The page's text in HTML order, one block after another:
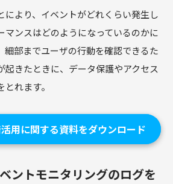
により、イベントがどれくらい発生し
マンスはどのようになっているのかに
細部までユーザの行動を確認できるた
起きたときに、データ保護やアクセス
れます。
用に関する資料をダウンロード
ントモニタリングのログを